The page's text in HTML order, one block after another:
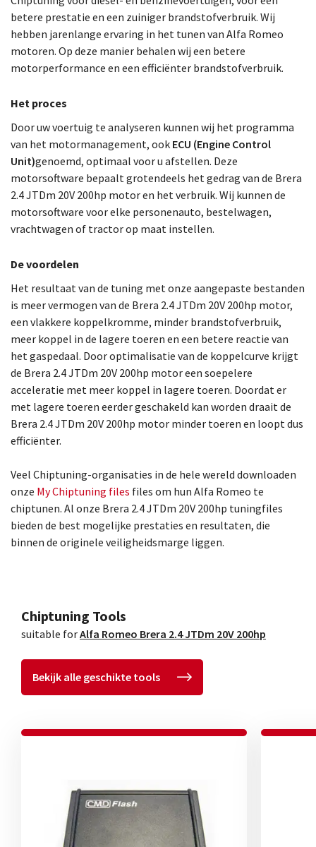
betere prestatie en een zuiniger brandstofverbruik. Wij
hebben jarenlange ervaring in het tunen van Alfa Romeo
motoren. Op deze manier behalen wij een betere
motorperformance en een efficiënter brandstofverbruik.
Het proces
Door uw voertuig te analyseren kunnen wij het programma
van het motormanagement, ook ECU (Engine Control
Unit)genoemd, optimaal voor u afstellen. Deze
motorsoftware bepaalt grotendeels het gedrag van de Brera
2.4 JTDm 20V 200hp motor en het verbruik. Wij kunnen de
motorsoftware voor elke personenauto, bestelwagen,
vrachtwagen of tractor op maat instellen.
De voordelen
Het resultaat van de tuning met onze aangepaste bestanden
is meer vermogen van de Brera 2.4 JTDm 20V 200hp motor,
een vlakkere koppelkromme, minder brandstofverbruik,
meer koppel in de lagere toeren en een betere reactie van
het gaspedaal. Door optimalisatie van de koppelcurve krijgt
de Brera 2.4 JTDm 20V 200hp motor een soepelere
acceleratie met meer koppel in lagere toeren. Doordat er
met lagere toeren eerder geschakeld kan worden draait de
Brera 2.4 JTDm 20V 200hp motor minder toeren en loopt dus
efficiënter.
Veel Chiptuning-organisaties in de hele wereld downloaden
onze My Chiptuning files files om hun Alfa Romeo te
chiptunen. Al onze Brera 2.4 JTDm 20V 200hp tuningfiles
bieden de best mogelijke prestaties en resultaten, die
binnen de originele veiligheidsmarge liggen.
Chiptuning Tools
suitable forAlfa Romeo Brera 2.4 JTDm 20V 200hp
Bekijk alle geschikte tools